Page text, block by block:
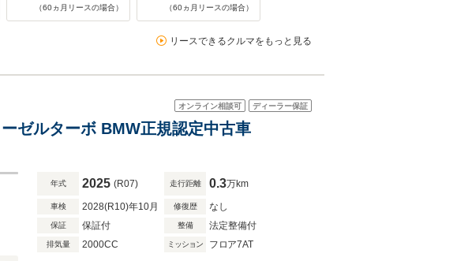
（60ヵ月リースの場合） （60ヵ月リースの場合）
リースできるクルマをもっと見る
オンライン相談可 ディーラー保証
ゼルターボ BMW正規認定中古車
年式 2025 (R07) 走行距離 0.3万km
車検 2028(R10)年10月 修復歴 なし
保証 保証付 整備 法定整備付
排気量 2000CC ミッション フロア7AT